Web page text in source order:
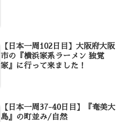
【日本一周102日目】大阪府大阪
市の『横浜家系ラーメン 独覚
家』に行って来ました！
【日本一周37-40日目】『奄美大
島』の町並み/自然